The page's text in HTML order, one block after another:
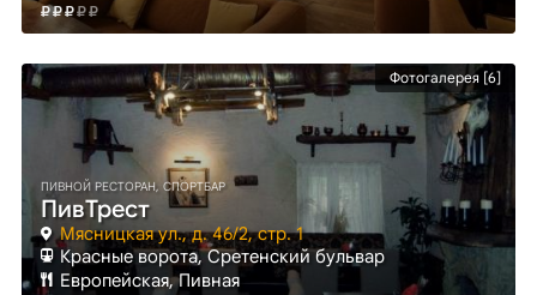
Фотогалерея [6]
ПИВНОЙ РЕСТОРАН, СПОРТБАР
ПивТрест
Мясницкая ул., д. 46/2, стр. 1
Красные ворота, Сретенский бульвар
Европейская, Пивная